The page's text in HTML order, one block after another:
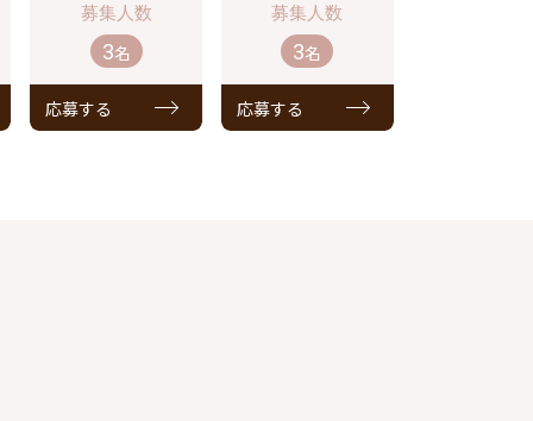
3名
応募する
3名
応募する